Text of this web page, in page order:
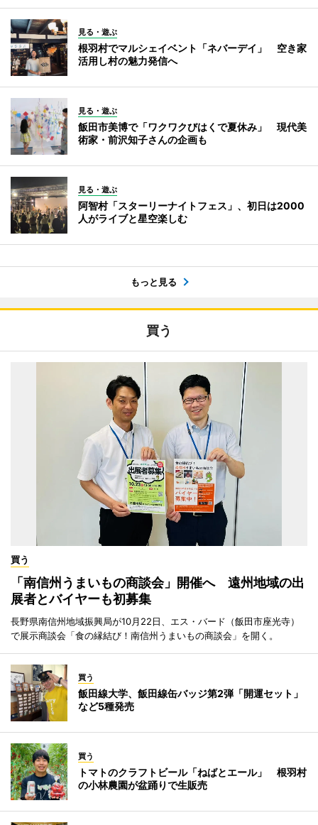
見る・遊ぶ
根羽村でマルシェイベント「ネバーデイ」 空き家
活用し村の魅力発信へ
見る・遊ぶ
飯田市美博で「ワクワクびはくで夏休み」 現代美
術家・前沢知子さんの企画も
見る・遊ぶ
阿智村「スターリーナイトフェス」、初日は2000
人がライブと星空楽しむ
もっと見る
買う
買う
「南信州うまいもの商談会」開催へ 遠州地域の出
展者とバイヤーも初募集
長野県南信州地域振興局が10月22日、エス・バード（飯田市座光寺）
で展示商談会「食の縁結び！南信州うまいもの商談会」を開く。
買う
飯田線大学、飯田線缶バッジ第2弾「開運セット」
など5種発売
買う
トマトのクラフトビール「ねばとエール」 根羽村
の小林農園が盆踊りで生販売